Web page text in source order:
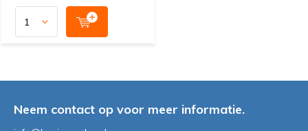
Neem contact op voor meer informatie.